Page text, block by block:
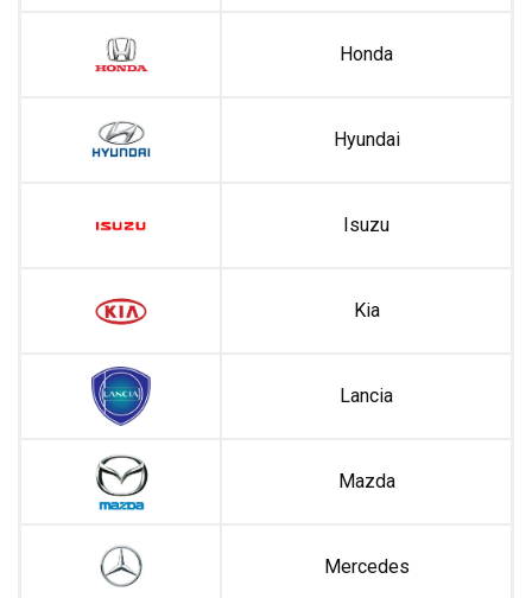
Honda
Hyundai
Isuzu
Kia
Lancia
Mazda
Mercedes